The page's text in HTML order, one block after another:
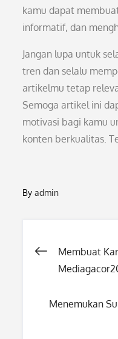
kamu dapat
informatif, dan
Jangan lupa untuk
tren dan selalu
artikelmu tetap
Semoga artikel ini
motivasi bagi kamu
konten berkualitas.
Byadmin
Post
Membuat
Menemukan